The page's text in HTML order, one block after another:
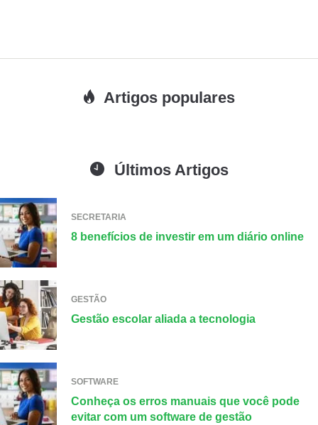
Artigos populares
Últimos Artigos
SECRETARIA
8 benefícios de investir em um diário online
GESTÃO
Gestão escolar aliada a tecnologia
SOFTWARE
Conheça os erros manuais que você pode
evitar com um software de gestão